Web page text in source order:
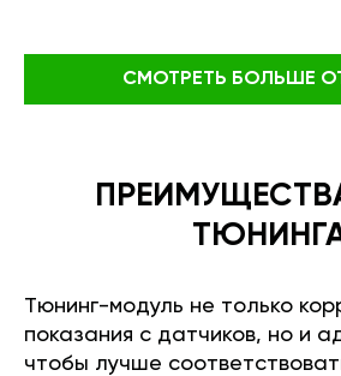
СМОТРЕТЬ БОЛЬШЕ
Тюнинг-модуль не только
показания с датчиков, но и
чтобы лучше